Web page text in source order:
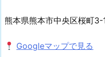
熊本県熊本市中央区桜町
Googleマップで見る